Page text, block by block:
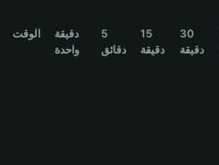
বাংলাالوقت
دقيقة
واحدة
5
دقائق
15
دقيقة
30
دقيقة